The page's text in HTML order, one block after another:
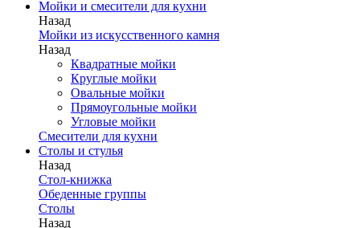
Мойки и смесители для кухни
Назад
Мойки из искусственного камня
Назад
Квадратные мойки
Круглые мойки
Овальные мойки
Прямоугольные мойки
Угловые мойки
Смесители для кухни
Столы и стулья
Назад
Стол-книжка
Обеденные группы
Столы
Назад